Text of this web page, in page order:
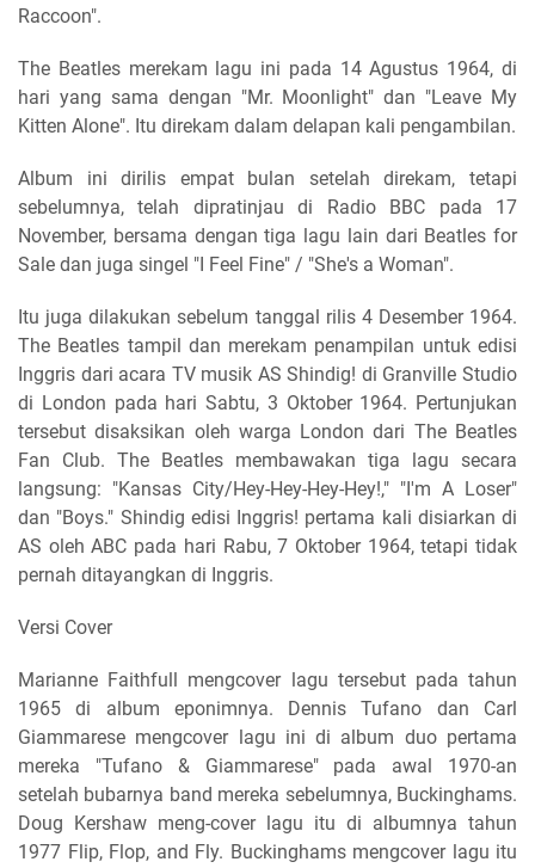
Raccoon".
The Beatles merekam lagu ini pada 14 Agustus 1964, di
hari yang sama dengan "Mr. Moonlight" dan "Leave My
Kitten Alone". Itu direkam dalam delapan kali pengambilan.
Album ini dirilis empat bulan setelah direkam, tetapi
sebelumnya, telah dipratinjau di Radio BBC pada 17
November, bersama dengan tiga lagu lain dari Beatles for
Sale dan juga singel "I Feel Fine" / "She's a Woman".
Itu juga dilakukan sebelum tanggal rilis 4 Desember 1964.
The Beatles tampil dan merekam penampilan untuk edisi
Inggris dari acara TV musik AS Shindig! di Granville Studio
di London pada hari Sabtu, 3 Oktober 1964. Pertunjukan
tersebut disaksikan oleh warga London dari The Beatles
Fan Club. The Beatles membawakan tiga lagu secara
langsung: "Kansas City/Hey-Hey-Hey-Hey!," "I'm A Loser"
dan "Boys." Shindig edisi Inggris! pertama kali disiarkan di
AS oleh ABC pada hari Rabu, 7 Oktober 1964, tetapi tidak
pernah ditayangkan di Inggris.
Versi Cover
Marianne Faithfull mengcover lagu tersebut pada tahun
1965 di album eponimnya. Dennis Tufano dan Carl
Giammarese mengcover lagu ini di album duo pertama
mereka "Tufano & Giammarese" pada awal 1970-an
setelah bubarnya band mereka sebelumnya, Buckinghams.
Doug Kershaw meng-cover lagu itu di albumnya tahun
1977 Flip, Flop, and Fly. Buckinghams mengcover lagu itu